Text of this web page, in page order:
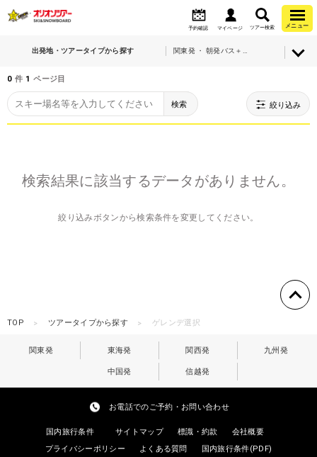
予約確認 マイページ ツアー検索 メニュー
出発地・ツアータイプから探す
0 件 1 ページ目
検索 絞り込み
検索結果に該当するデータがありません。
絞り込みボタンから検索条件を変更してください。
TOP ツアータイプから探す ゲレンデ選択
関東発 東海発 関西発 九州発
中国発 信越発
お電話でのご予約・お問い合わせ
国内旅行条件 サイトマップ 標識・約款
会社概要
プライバシーポリシー
よくある質問
国内旅行条件(PDF)